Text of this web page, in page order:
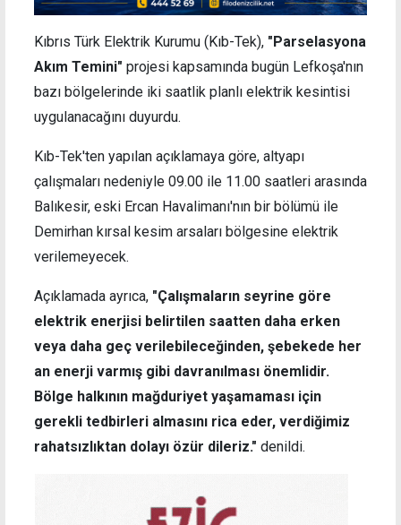
Kıbrıs Türk Elektrik Kurumu (Kıb-Tek), "Parselasyona
Akım Temini" projesi kapsamında bugün Lefkoşa'nın
bazı bölgelerinde iki saatlik planlı elektrik kesintisi
uygulanacağını duyurdu.
Kıb-Tek'ten yapılan açıklamaya göre, altyapı
çalışmaları nedeniyle 09.00 ile 11.00 saatleri arasında
Balıkesir, eski Ercan Havalimanı'nın bir bölümü ile
Demirhan kırsal kesim arsaları bölgesine elektrik
verilemeyecek.
Açıklamada ayrıca, "Çalışmaların seyrine göre
elektrik enerjisi belirtilen saatten daha erken
veya daha geç verilebileceğinden, şebekede her
an enerji varmış gibi davranılması önemlidir.
Bölge halkının mağduriyet yaşamaması için
gerekli tedbirleri almasını rica eder, verdiğimiz
rahatsızlıktan dolayı özür dileriz." denildi.